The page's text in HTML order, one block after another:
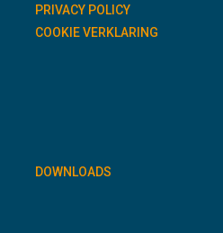
PRIVACY POLICY
COOKIE VERKLARING
DOWNLOADS